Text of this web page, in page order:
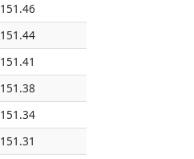
151.46
151.44
151.41
151.38
151.34
151.31